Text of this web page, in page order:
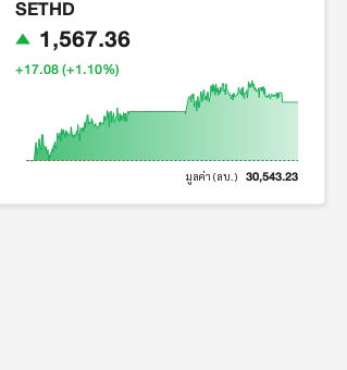
SETHD
1,567.36
+17.08 (+1.10%)
มูลค่า (ลบ.) 30,543.23